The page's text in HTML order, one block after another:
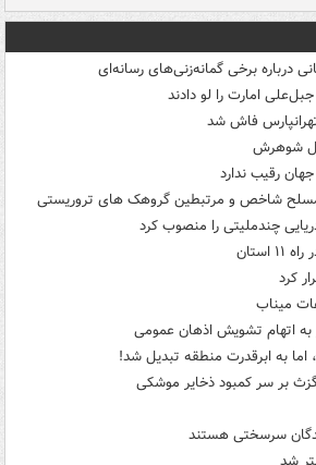
درباره برخی گمانه‌زنی‌های رسانه‌ای
امارت را لو دادند
شوهرش
رقیب ندارد
چندملیتی را منصوب کرد
کرد
اما به ابرقدرت منطقه تبدیل شد!
بر سر کمبود ذخایر موشکی
سرسختی هستند